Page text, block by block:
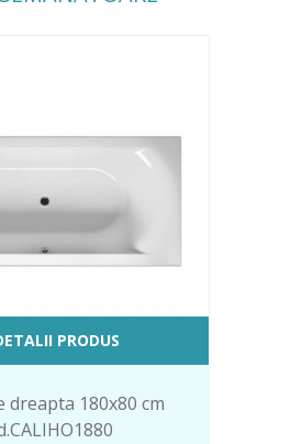
PRODUS
dreapta 180x80 cm